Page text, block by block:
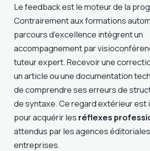
Le feedback est le moteur de la
Contrairement aux formations
parcours d’excellence intègrent un
accompagnement par
tuteur expert. Recevoir une
un article ou une documentation
de comprendre ses erreurs de
de syntaxe. Ce regard extérieur est
pour acquérir les réflexes
attendus par les agences
entreprises.